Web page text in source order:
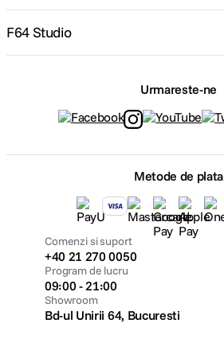
F64 Studio
Urmareste-ne
Metode de plata
Comenzi si suport
+40 21 270 0050
Program de lucru
09:00 - 21:00
Showroom
Bd-ul Unirii 64, Bucuresti